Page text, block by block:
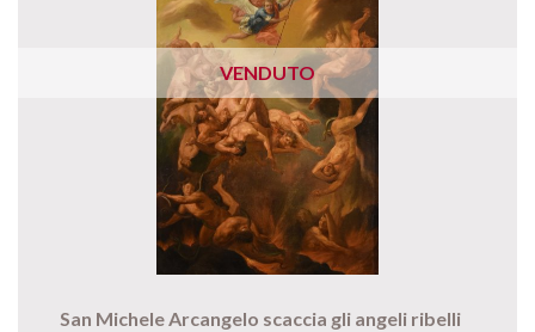
VENDUTO
San Michele Arcangelo scaccia gli angeli ribelli